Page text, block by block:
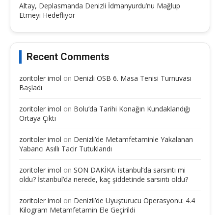
Altay, Deplasmanda Denizli İdmanyurdu’nu Mağlup
Etmeyi Hedefliyor
Recent Comments
zoritoler imol on Denizli OSB 6. Masa Tenisi Turnuvası
Başladı
zoritoler imol on Bolu’da Tarihi Konağın Kundaklandığı
Ortaya Çıktı
zoritoler imol on Denizli’de Metamfetaminle Yakalanan
Yabancı Asıllı Tacir Tutuklandı
zoritoler imol on SON DAKİKA İstanbul’da sarsıntı mi
oldu? İstanbul’da nerede, kaç şiddetinde sarsıntı oldu?
zoritoler imol on Denizli’de Uyuşturucu Operasyonu: 4.4
Kilogram Metamfetamin Ele Geçirildi